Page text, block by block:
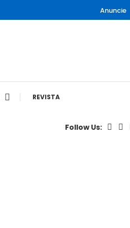
Anuncie
REVISTA
Follow Us: